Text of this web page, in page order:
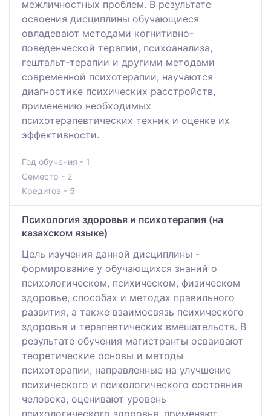
межличностных проблем. В результате
освоения дисциплины обучающиеся
овладевают методами когнитивно-
поведенческой терапии, психоанализа,
гештальт-терапии и другими методами
современной психотерапии, научаются
диагностике психических расстройств,
применению необходимых
психотерапевтических техник и оценке их
эффективности.
Год обучения - 1
Семестр - 2
Кредитов - 5
Психология здоровья и психотерапия (на
казахском языке)
Цель изучения данной дисциплины -
формирование у обучающихся знаний о
психологическом, психическом, физическом
здоровье, способах и методах правильного
развития, а также взаимосвязь психического
здоровья и терапевтических вмешательств. В
результате обучения магистранты осваивают
теоретические основы и методы
психотерапии, направленные на улучшение
психического и психологического состояния
человека, оценивают уровень